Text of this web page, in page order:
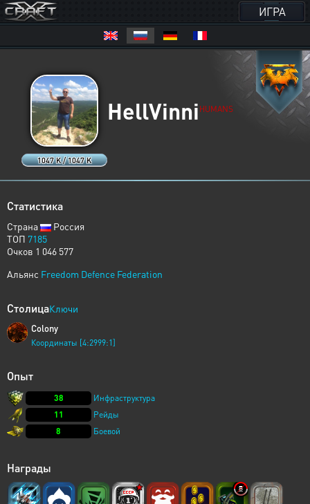
ИГРА
1047 K / 1047 K
HellVinni HUMANS
Статистика
Страна
Россия
ТОП 7185
Очков 1 046 577
Альянс Freedom Defence Federation
СтолицаКлючи
Colony
Координаты [4:2999:1]
Опыт
38
Инфраструктура
11
Рейды
8
Боевой
Награды